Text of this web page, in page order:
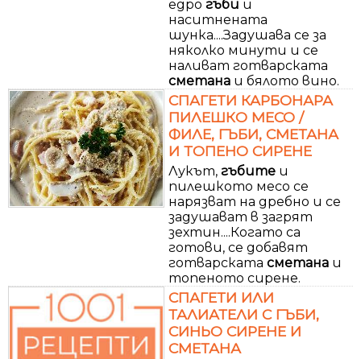
едро гъби и
наситнената
шунка....Задушава се за
няколко минути и се
наливат готварската
сметана и бялото вино.
СПАГЕТИ КАРБОНАРА
ПИЛЕШКО МЕСО /
ФИЛЕ, ГЪБИ, СМЕТАНА
И ТОПЕНО СИРЕНЕ
Лукът, гъбите и
пилешкото месо се
нарязват на дребно и се
задушават в загрят
зехтин....Когато са
готови, се добавят
готварската сметана и
топеното сирене.
СПАГЕТИ ИЛИ
ТАЛИАТЕЛИ С ГЪБИ,
СИНЬО СИРЕНЕ И
СМЕТАНА